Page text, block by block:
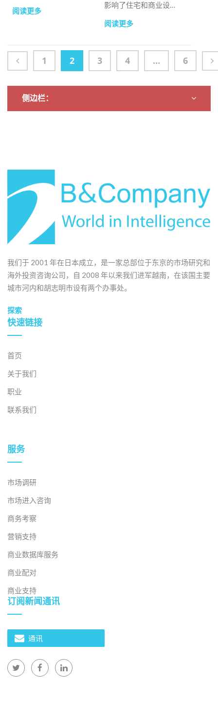
加。
阅读更多
影响了住宅和商业设施
的空间设计。
阅读更多
1 2 3 4 … 6
侧边栏：
我们于 2001 年在日本成立，是一家总部位于东京的市场研究和
海外投资咨询公司，自 2008 年以来我们进军越南，在该国主要
城市河内和胡志明市设有两个办事处。
探索
快速链接
首页
关于我们
职业
联系我们
服务
市场调研
市场进入咨询
商务考察
营销支持
商业数据库服务
商业配对
商业支持
订阅新闻通讯
通讯